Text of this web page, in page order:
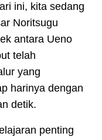
ini, kita sedang
Noritsugu
antara Ueno
telah
yang
harinya dengan
detik.
penting